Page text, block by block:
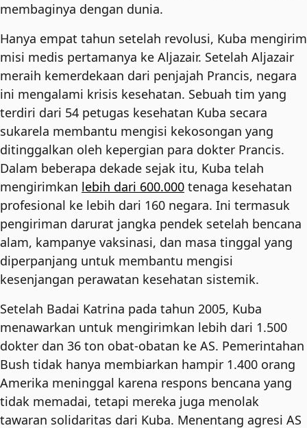
membaginya dengan dunia.
Hanya empat tahun setelah revolusi, Kuba mengirim
misi medis pertamanya ke Aljazair. Setelah Aljazair
meraih kemerdekaan dari penjajah Prancis, negara
ini mengalami krisis kesehatan. Sebuah tim yang
terdiri dari 54 petugas kesehatan Kuba secara
sukarela membantu mengisi kekosongan yang
ditinggalkan oleh kepergian para dokter Prancis.
Dalam beberapa dekade sejak itu, Kuba telah
mengirimkan lebih dari 600.000 tenaga kesehatan
profesional ke lebih dari 160 negara. Ini termasuk
pengiriman darurat jangka pendek setelah bencana
alam, kampanye vaksinasi, dan masa tinggal yang
diperpanjang untuk membantu mengisi
kesenjangan perawatan kesehatan sistemik.
Setelah Badai Katrina pada tahun 2005, Kuba
menawarkan untuk mengirimkan lebih dari 1.500
dokter dan 36 ton obat-obatan ke AS. Pemerintahan
Bush tidak hanya membiarkan hampir 1.400 orang
Amerika meninggal karena respons bencana yang
tidak memadai, tetapi mereka juga menolak
tawaran solidaritas dari Kuba. Menentang agresi AS